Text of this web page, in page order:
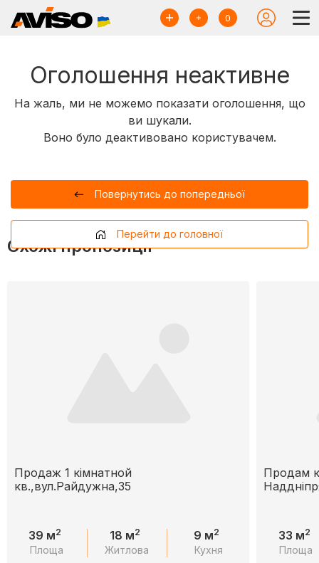
0
Оголошення неактивне
На жаль, ми не можемо показати оголошення, що
ви шукали.
Воно було деактивовано користувачем.
Повернутись до попередньої
Перейти до головної
Схожі пропозиції
Продаж 1 кімнатной
кв.,вул.Райдужна,35
39 м2
Площа
18 м2
Житлова
9 м2
Кухня
Продам
33 м2
Площа